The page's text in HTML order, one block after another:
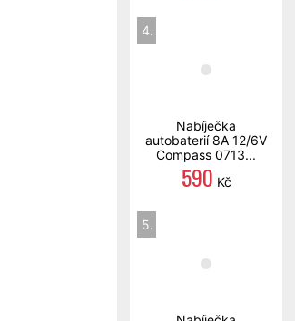
4.
Nabíječka
autobaterií 8A 12/6V
Compass 0713...
590 Kč
5.